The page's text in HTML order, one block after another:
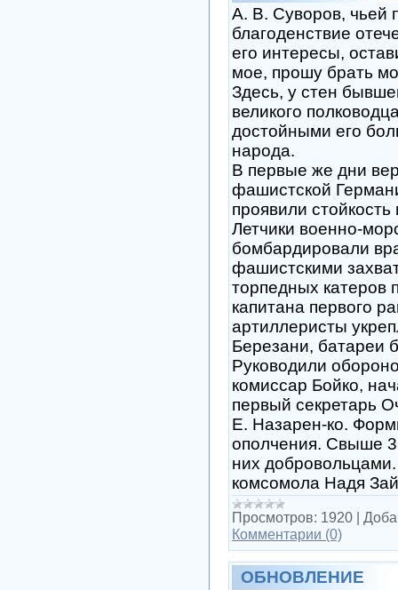
А. В. Суворов, чьей
благоденствие
его интересы,
мое, прошу брать
Здесь, у стен
великого
достойными его
народа.
В первые же дни
фашистской
проявили
Летчики военно-
бомбардировали
фашистскими
торпедных катеров
капитана первого
артиллеристы
Березани, батареи
Руководили
комиссар Бойко,
первый секретарь
Е. Назарен-ко.
ополчения. Свыше 3
них
комсомола Надя
Просмотров: 1920 |
Комментарии (0)
ОБНОВЛЕНИЕ